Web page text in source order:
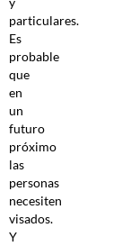
particulares.
Es
probable
que
en
un
futuro
próximo
las
personas
necesiten
visados.
Y